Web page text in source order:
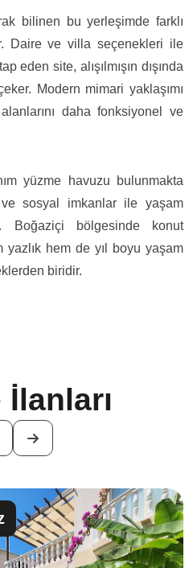
bilinen bu yerleşimde farklı
Daire ve villa seçenekleri ile
eden site, alışılmışın dışında
Modern mimari yaklaşımı
daha fonksiyonel ve
yüzme havuzu bulunmakta
ve sosyal imkanlar ile yaşam
Boğaziçi bölgesinde konut
yazlık hem de yıl boyu yaşam
biridir.